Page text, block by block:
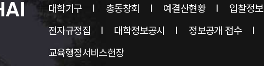
대학기구 총동창회 예결산현황
입찰정보
전자규정집
대학정보공시
정보공개 접수
교육행정서비스헌장